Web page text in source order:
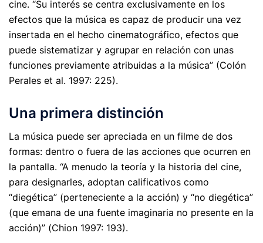
cine. “Su interés se centra exclusivamente en los
efectos que la música es capaz de producir una vez
insertada en el hecho cinematográfico, efectos que
puede sistematizar y agrupar en relación con unas
funciones previamente atribuidas a la música” (Colón
Perales et al. 1997: 225).
Una primera distinción
La música puede ser apreciada en un filme de dos
formas: dentro o fuera de las acciones que ocurren en
la pantalla. “A menudo la teoría y la historia del cine,
para designarles, adoptan calificativos como
“diegética” (perteneciente a la acción) y “no diegética”
(que emana de una fuente imaginaria no presente en la
acción)” (Chion 1997: 193).